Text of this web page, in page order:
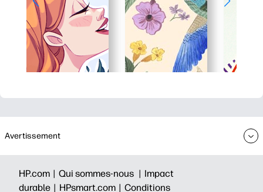
Avertissement
HP.com | Qui sommes-nous | Impact
durable | HPsmart.com | Conditions